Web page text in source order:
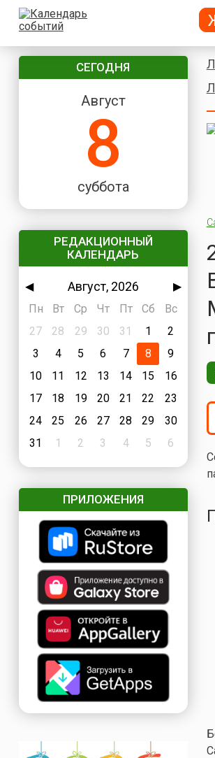
СЕГОДНЯ
Август
8
суббота
РЕДАКЦИОННЫЙ
КАЛЕНДАРЬ
◀ Август, 2026
▶
Пн
Вт Ср Чт Пт Сб
Вс
27
28 29 30 31 1
2
3
4 5 6 7 8
9
10
11 12 13 14 15
16
17
18 19 20 21 22
23
24
25 26 27 28 29
30
31
1 2 3 4 5 6
ПРИЛОЖЕНИЯ